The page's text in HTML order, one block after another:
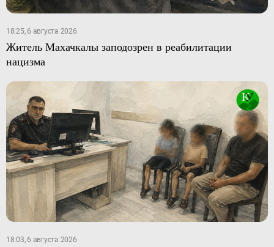
18:25, 6 августа 2026
Житель Махачкалы заподозрен в реабилитации
нацизма
18:03, 6 августа 2026